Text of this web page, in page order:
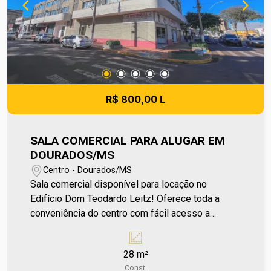
R$ 800,00 L
SALA COMERCIAL PARA ALUGAR EM
DOURADOS/MS
Centro - Dourados/MS
Sala comercial disponível para locação no
Edifício Dom Teodardo Leitz! Oferece toda a
conveniência do centro com fácil acesso a
edifício conta com várias opções de salas
comerciais, ideais para escritórios ou outros
28 m²
Const.